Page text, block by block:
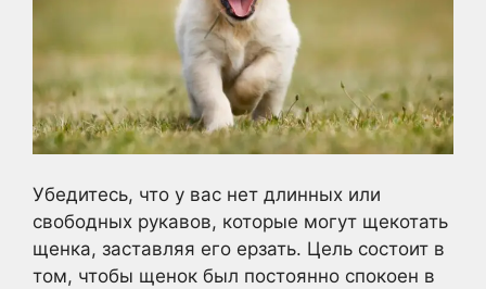
Убедитесь, что у вас нет длинных или
свободных рукавов, которые могут щекотать
щенка, заставляя его ерзать. Цель состоит в
том, чтобы щенок был постоянно спокоен в